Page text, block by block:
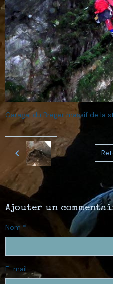
Garagaï du Breger massif de la
Ajouter un
Nom
E-mail